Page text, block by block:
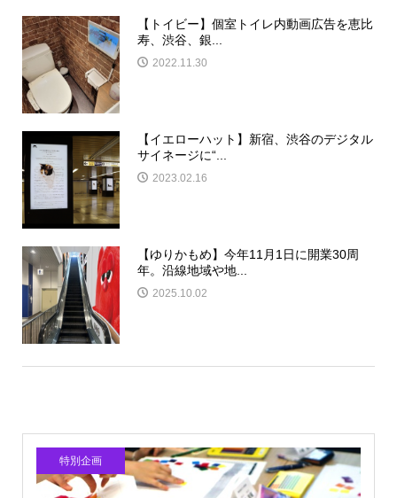
【トイビー】個室トイレ内動画広告を恵比
寿、渋谷、銀...
2022.11.30
【イエローハット】新宿、渋谷のデジタル
サイネージに“...
2023.02.16
【ゆりかもめ】今年11月1日に開業30周
年。沿線地域や地...
2025.10.02
特別企画